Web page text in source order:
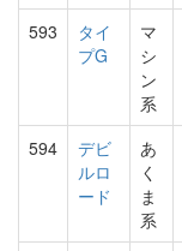
593
タイ
プG
マ
シ
ン
系
594
デビ
ルロ
ード
あ
く
ま
系